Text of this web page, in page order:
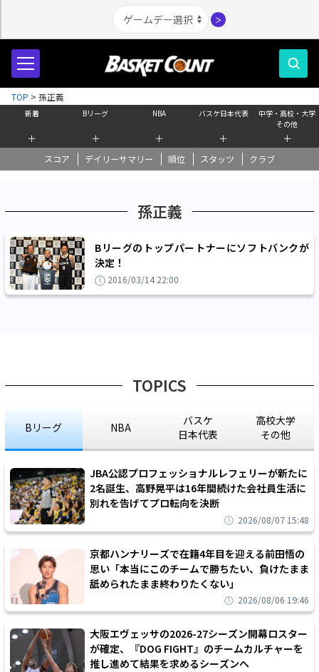
＞
新着
＋
Bリーグ
＋
NBA
＋
バスケ日本代表
＋
中学・高校・大学
その他
＋
スコア デイリーサマリー 順位 スタッツ クラブ
TOP > 孫正義
孫正義
Bリーグのトップパートナーにソフトバンクが
決定！
2016/03/14 22:00
TOPICS
Bリーグ NBA
バスケ
日本代表
高校大学
その他
JBA公認プロフェッショナルレフェリーが新たに
2名誕生、高野晃平は16年間続けた会社員生活に
別れを告げてプロ転向を決断
2026/08/07 15:48
京都ハンナリーズで在籍4年目を迎える前田悟の
思い「本当にこのチームで勝ちたい、負けたまま
舐められたまま終わりたくない」
2026/08/06 19:46
大阪エヴェッサの2026-27シーズン開幕ロスター
が確定、『DOG FIGHT』のチームカルチャーを
推し進めて結果を求めるシーズンへ